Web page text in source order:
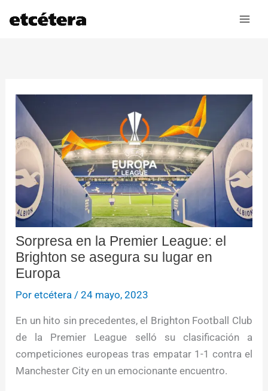
Sorpresa en la Premier League: el
Brighton se asegura su lugar en
Europa
Poretcétera /24 mayo, 2023
En un hito sin precedentes, el Brighton Football Club
de la Premier League selló su clasificación a
competiciones europeas tras empatar 1-1 contra el
Manchester City en un emocionante encuentro.